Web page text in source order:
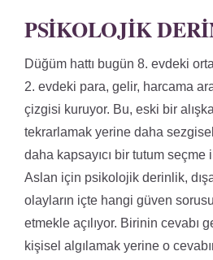
PSIKOLOJIK
Düğüm hattı bugün 8. evdeki
2. evdeki para, gelir, harcama
çizgisi kuruyor. Bu, eski bir
tekrarlamak yerine daha
daha kapsayıcı bir tutum seçme
Aslan için psikolojik derinlik,
olayların içte hangi güven
etmekle açılıyor. Birinin cevabı
kişisel algılamak yerine o